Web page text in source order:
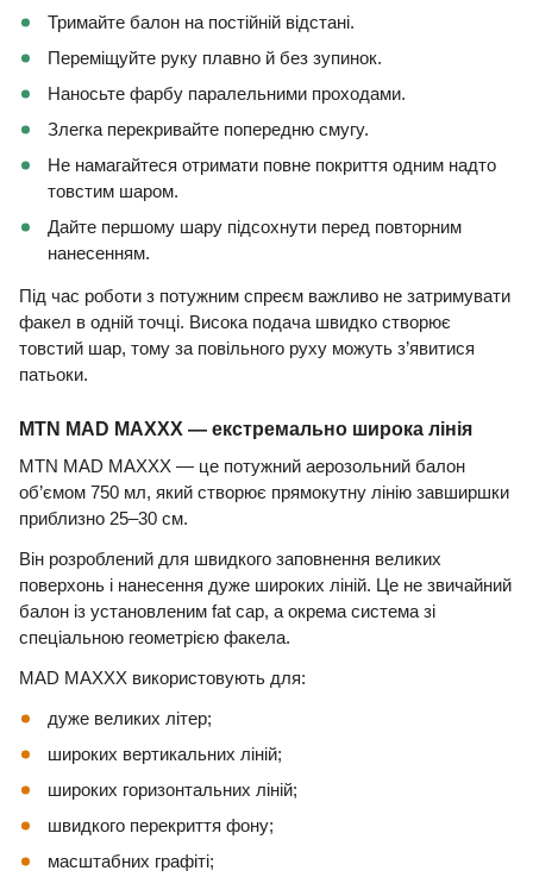
Тримайте балон на постійній відстані.
Переміщуйте руку плавно й без зупинок.
Наносьте фарбу паралельними проходами.
Злегка перекривайте попередню смугу.
Не намагайтеся отримати повне покриття одним надто
товстим шаром.
Дайте першому шару підсохнути перед повторним
нанесенням.
Під час роботи з потужним спреєм важливо не затримувати
факел в одній точці. Висока подача швидко створює
товстий шар, тому за повільного руху можуть з’явитися
патьоки.
MTN MAD MAXXX — екстремально широка лінія
MTN MAD MAXXX — це потужний аерозольний балон
об’ємом 750 мл, який створює прямокутну лінію завширшки
приблизно 25–30 см.
Він розроблений для швидкого заповнення великих
поверхонь і нанесення дуже широких ліній. Це не звичайний
балон із установленим fat cap, а окрема система зі
спеціальною геометрією факела.
MAD MAXXX використовують для:
дуже великих літер;
широких вертикальних ліній;
широких горизонтальних ліній;
швидкого перекриття фону;
масштабних графіті;